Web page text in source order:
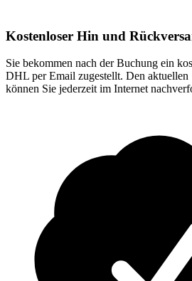
Kostenloser Hin und
Sie bekommen nach der Buchung ein
DHL per Email zugestellt. Den aktuellen
können Sie jederzeit im Internet